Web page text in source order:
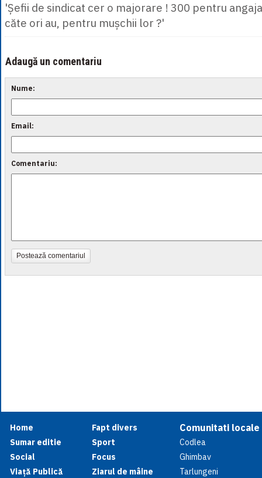
'Șefii de sindicat cer o majorare ! 300 pentru
căte ori au, pentru mușchii lor ?'
Adaugă un comentariu
Nume:
Email:
Comentariu:
Postează comentariul
Home
Sumar editie
Social
Viață Publică
Fapt divers
Sport
Focus
Ziarul de mâine
Comunitati locale
Codlea
Ghimbav
Tarlungeni